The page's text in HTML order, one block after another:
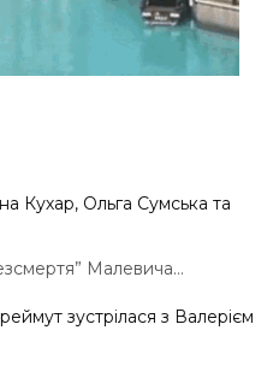
Кухар, Ольга Сумська та
Малевича…
зустрілася з Валерієм